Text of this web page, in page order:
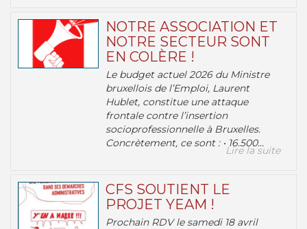
NOTRE ASSOCIATION ET
NOTRE SECTEUR SONT
EN COLÈRE !
Le budget actuel 2026 du Ministre
bruxellois de l’Emploi, Laurent
Hublet, constitue une attaque
frontale contre l’insertion
socioprofessionnelle à Bruxelles.
Concrètement, ce sont : • 16.500...
Lire la suite
CFS SOUTIENT LE
PROJET YEAM !
Prochain RDV le samedi 18 avril